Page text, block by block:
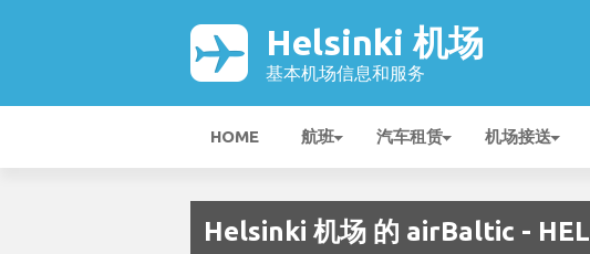
Helsinki 机场
基本机场信息和服务
HOME 航班 汽车租赁 机场接送
Helsinki 机场 的 airBaltic - HEL